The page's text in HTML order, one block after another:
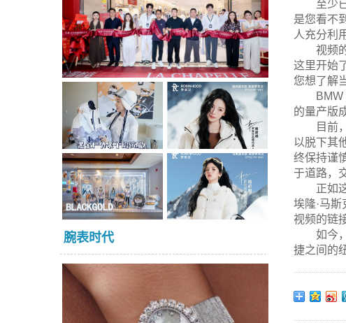
腕表时代
至少
是您看不
人充分利
视频
这里开始
您想了解
的量产版
目前
以脱下其
终保持谨
于道路，
正如
埃隆·马
视频的链
如今
捷之间的